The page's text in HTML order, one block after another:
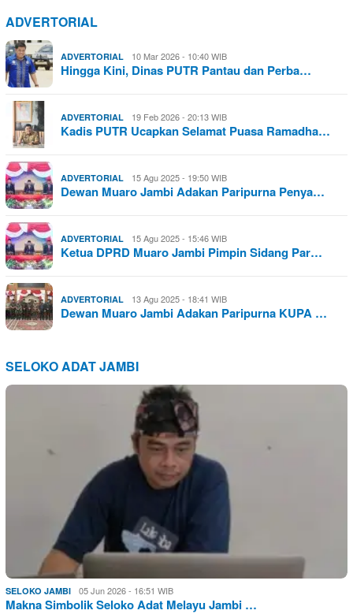
ADVERTORIAL
ADVERTORIAL 10 Mar 2026 - 10:40 WIB
Hingga Kini, Dinas PUTR Pantau dan Perba…
ADVERTORIAL 19 Feb 2026 - 20:13 WIB
Kadis PUTR Ucapkan Selamat Puasa Ramadha…
ADVERTORIAL 15 Agu 2025 - 19:50 WIB
Dewan Muaro Jambi Adakan Paripurna Penya…
ADVERTORIAL 15 Agu 2025 - 15:46 WIB
Ketua DPRD Muaro Jambi Pimpin Sidang Par…
ADVERTORIAL 13 Agu 2025 - 18:41 WIB
Dewan Muaro Jambi Adakan Paripurna KUPA …
SELOKO ADAT JAMBI
SELOKO JAMBI 05 Jun 2026 - 16:51 WIB
Makna Simbolik Seloko Adat Melayu Jambi …